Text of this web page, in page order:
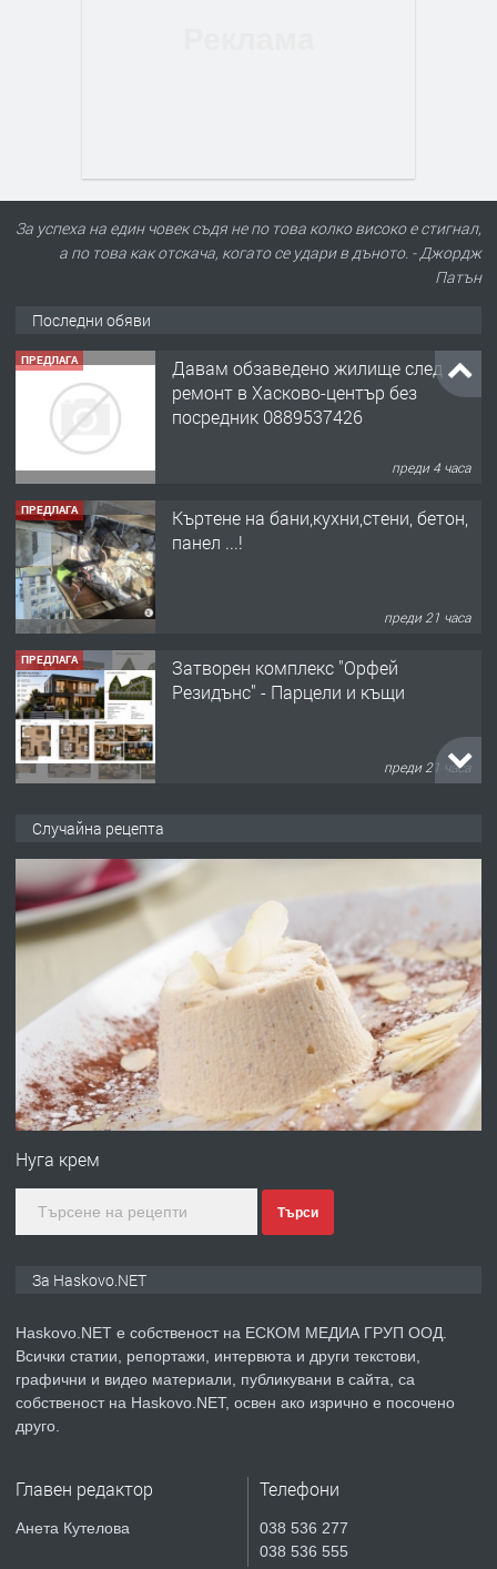
За успеха на един човек съдя не по това колко високо е стигнал,
а по това как отскача, когато се удари в дъното. - Джордж
Патън
Последни обяви
ПРЕДЛАГА
Давам обзаведено жилище след
ремонт в Хасково-център без
посредник 0889537426
преди 4 часа
ПРЕДЛАГА
Къртене на бани,кухни,стени, бетон,
панел ...!
преди 21 часа
ПРЕДЛАГА
Затворен комплекс "Орфей
Резидънс" - Парцели и къщи
преди 21 часа
537 426
Давам обзаведено жилище за жена
без брокери 0889 537 426
преди 21 часа
ПРЕДЛАГА Под НАЕМ двустаен Орфей
преди 3 дни
ПРЕДЛАГА
🔑 ОБЗАВЕДЕНА ГАРСОНИЕРА ПОД
Случайна рецепта
Нуга крем
Търси
За Haskovo.NET
Haskovo.NET е собственост на ЕСКОМ МЕДИА ГРУП ООД.
Всички статии, репортажи, интервюта и други текстови,
графични и видео материали, публикувани в сайта, са
собственост на Haskovo.NET, освен ако изрично е посочено
друго.
Главен редактор
Анета Кутелова
Телефони
038 536 277
038 536 555